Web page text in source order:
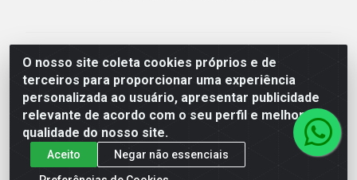
O nosso site coleta cookies próprios e de
terceiros para proporcionar uma experiência
personalizada ao usuário, apresentar publicidade
relevante de acordo com o seu perfil e melhorar a
qualidade do nosso site.
Aceito
Negar não essenciais
PneuBras - Rodovia BR-101, KM 82 - Prazeres,
Jaboatão dos Guararapes/PE - CEP 54.335-000 - CNPJ
08.678.386/0001-05 - Pneubras Comércio de Pneus
Ltda